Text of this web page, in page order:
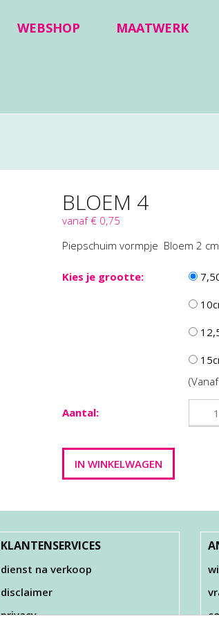
WEBSHOP MAATWERK
BLOEM 4
vanaf € 0,75
Piepschuim vormpje Bloem 2
Kies je grootte:
Aantal:
KLANTENSERVICES
dienst na verkoop
disclaimer
privacy